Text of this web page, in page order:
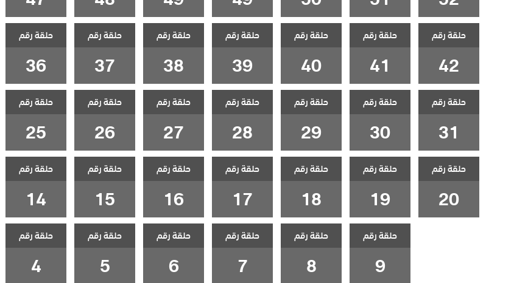
حلقة رقم
42
حلقة رقم
41
حلقة رقم
40
حلقة رقم
39
حلقة رقم
38
حلقة رقم
37
حلقة رقم
36
حلقة رقم
31
حلقة رقم
30
حلقة رقم
29
حلقة رقم
28
حلقة رقم
27
حلقة رقم
26
حلقة رقم
25
حلقة رقم
20
حلقة رقم
19
حلقة رقم
18
حلقة رقم
17
حلقة رقم
16
حلقة رقم
15
حلقة رقم
14
حلقة رقم
9
حلقة رقم
8
حلقة رقم
7
حلقة رقم
6
حلقة رقم
5
حلقة رقم
4